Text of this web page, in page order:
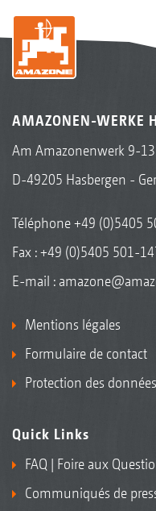
AMAZONEN-WERKE
Am Amazonenwerk 9-13
D-49205 Hasbergen -
Téléphone+49 (0)5405
Fax : +49 (0)5405 501-
E-mail :
Mentions légales
Formulaire de contact
Protection des données
Quick Links
FAQ | Foire aux
Communiqués de